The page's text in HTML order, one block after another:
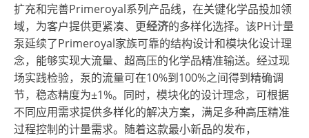
扩充和完善Primeroyal系列产品线，在关键化学品投加领
域，为客户提供更紧凑、更经济的多样化选择。该PH计量
泵延续了Primeroyal家族可靠的结构设计和模块化设计理
念，能够实现大流量、超高压的化学品精准输送。经过现
场实践检验，泵的流量可在10%到100%之间得到精确调
节，稳态精度为±1%。同时，模块化的设计理念，可根据
不同应用需求提供多样化的解决方案，满足多种高压精准
过程控制的计量需求。随着这款最小新品的发布，